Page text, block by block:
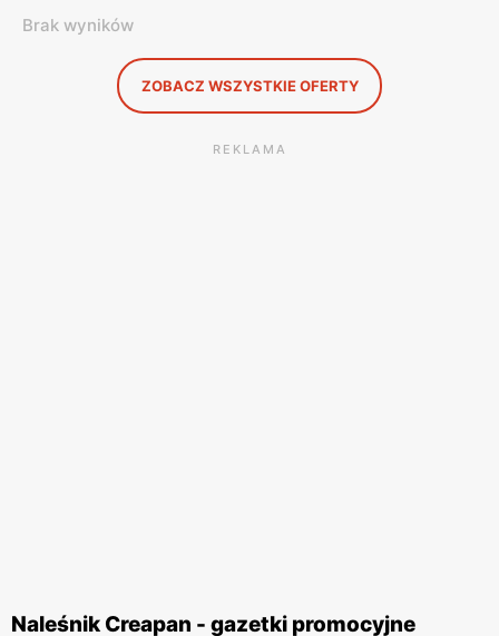
Brak wyników
ZOBACZ WSZYSTKIE OFERTY
REKLAMA
Naleśnik Creapan - gazetki promocyjne